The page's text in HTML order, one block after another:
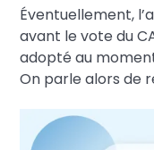
Éventuellement,
avant le vote du
adopté au
On parle alors de